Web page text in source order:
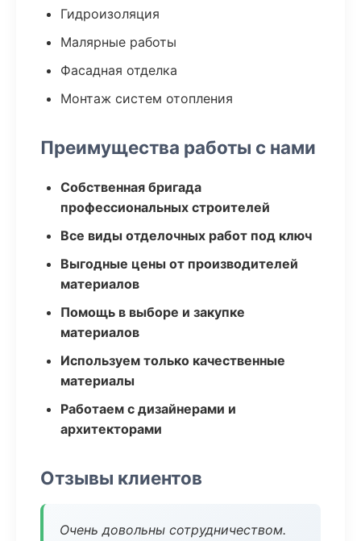
Гидроизоляция
Малярные работы
Фасадная отделка
Монтаж систем отопления
Преимущества работы с нами
Собственная бригада
профессиональных строителей
Все виды отделочных работ под ключ
Выгодные цены от производителей
материалов
Помощь в выборе и закупке
материалов
Используем только качественные
материалы
Работаем с дизайнерами и
архитекторами
Отзывы клиентов
Очень довольны сотрудничеством.